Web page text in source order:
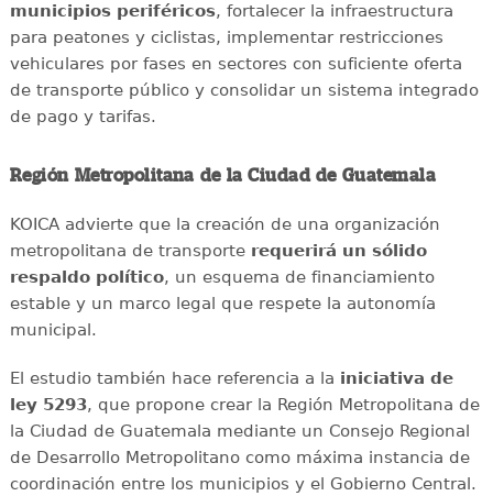
municipios periféricos, fortalecer la infraestructura
para peatones y ciclistas, implementar restricciones
vehiculares por fases en sectores con suficiente oferta
de transporte público y consolidar un sistema integrado
de pago y tarifas.
Región Metropolitana de la Ciudad de Guatemala
KOICA advierte que la creación de una organización
metropolitana de transporte requerirá un sólido
respaldo político, un esquema de financiamiento
estable y un marco legal que respete la autonomía
municipal.
El estudio también hace referencia a la iniciativa de
ley 5293, que propone crear la Región Metropolitana de
la Ciudad de Guatemala mediante un Consejo Regional
de Desarrollo Metropolitano como máxima instancia de
coordinación entre los municipios y el Gobierno Central.